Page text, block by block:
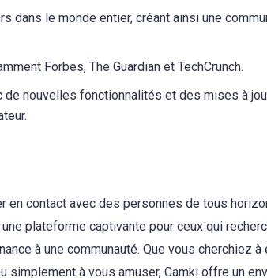
dans le monde entier, créant ainsi une
Forbes, The Guardian et TechCrunch.
nouvelles fonctionnalités et des mises à
en contact avec des personnes de tous
plateforme captivante pour ceux qui
à une communauté. Que vous cherchiez
à vous amuser, Camki offre un